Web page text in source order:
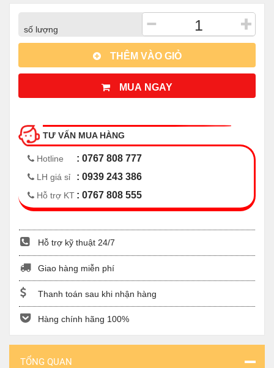
số lượng − +
THÊM VÀO GIỎ
MUA NGAY
TƯ VẤN MUA HÀNG
Hotline : 0767 808 777
LH giá sỉ : 0939 243 386
Hỗ trợ KT : 0767 808 555
Hỗ trợ kỹ thuật 24/7
Giao hàng miễn phí
Thanh toán sau khi nhận hàng
Hàng chính hãng 100%
TỔNG QUAN